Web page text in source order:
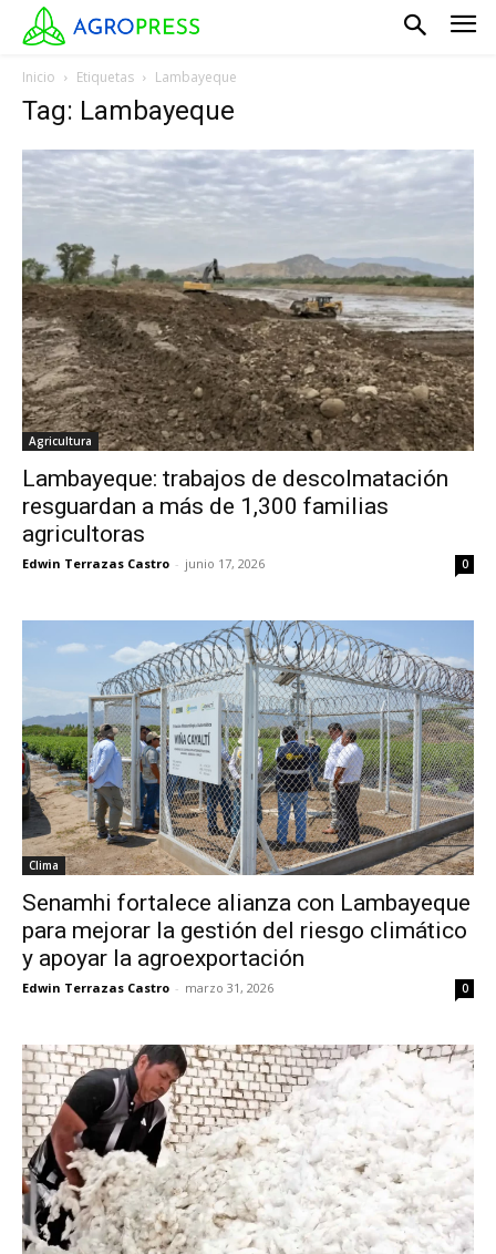
Inicio Etiquetas Lambayeque
Tag: Lambayeque
Agricultura
Lambayeque: trabajos de descolmatación
resguardan a más de 1,300 familias
agricultoras
Edwin Terrazas Castro - junio 17, 2026 0
Clima
Senamhi fortalece alianza con Lambayeque
para mejorar la gestión del riesgo climático
y apoyar la agroexportación
Edwin Terrazas Castro - marzo 31, 2026 0